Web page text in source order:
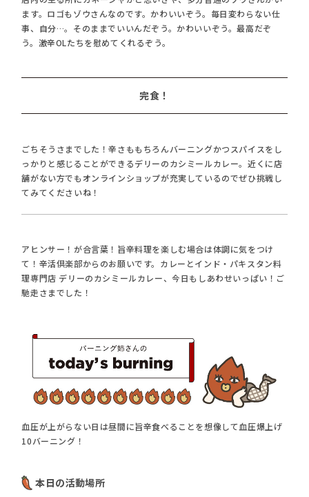
ます。ロゴもゾウさんなのです。かわいいぞう。毎日変わらない仕
事、自分…。そのままでいいんだぞう。かわいいぞう。最高だぞ
う。激辛OLたちを慰めてくれるぞう。
完食！
ごちそうさまでした！辛さももちろんバーニングかつスパイスをし
っかりと感じることができるデリーのカシミールカレー。近くに店
舗がない方でもオンラインショップが充実しているのでぜひ挑戦し
てみてくださいね！
アヒンサー！が合言葉！旨辛料理を楽しむ場合は体調に気をつけ
て！辛活倶楽部からのお願いです。カレーとインド・パキスタン料
理専門店 デリーのカシミールカレー、今日もしあわせいっぱい！ご
馳走さまでした！
血圧が上がらない日は昼間に旨辛食べることを想像して血圧爆上げ
10バーニング！
本日の活動場所